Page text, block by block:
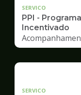
SERVICO
PPI -
Incentivado
SERVICO